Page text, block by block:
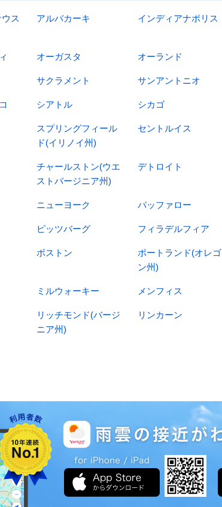
ス
アルバカーキ インディアナポリス
オーガスタ オーランド
サクラメント サンアントニオ
シアトル シカゴ
スプリングフィール
ド(イリノイ州)
セントルイス
チャールストン(ウエ
ストバージニア州)
デトロイト
ニューヨーク バッファロー
ピッツバーグ フィラデルフィア
ボストン
ポートランド(オレゴ
ン州)
ミルウォーキー メンフィス
リッチモンド(バージ
ニア州)
リンカーン